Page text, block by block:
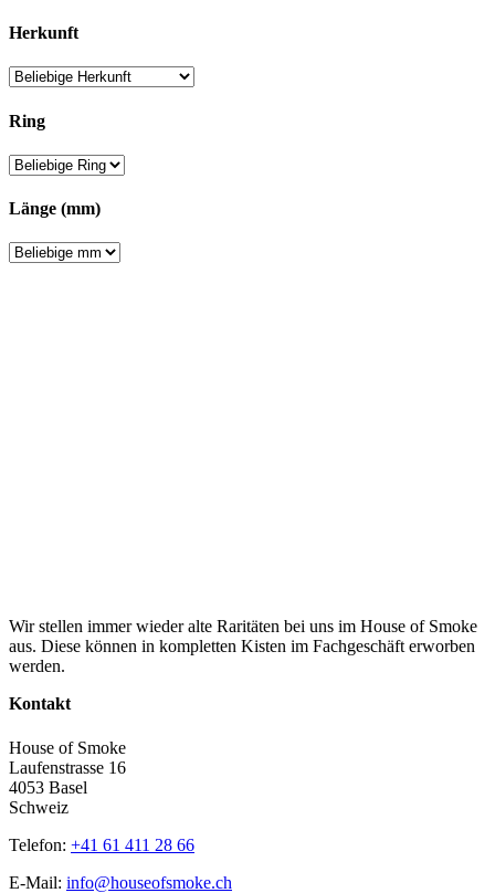
Herkunft
Ring
Länge (mm)
Wir stellen immer wieder alte Raritäten bei uns im House of Smoke
aus. Diese können in kompletten Kisten im Fachgeschäft erworben
werden.
Kontakt
House of Smoke
Laufenstrasse 16
4053 Basel
Schweiz
Telefon: +41 61 411 28 66
E-Mail: info@houseofsmoke.ch